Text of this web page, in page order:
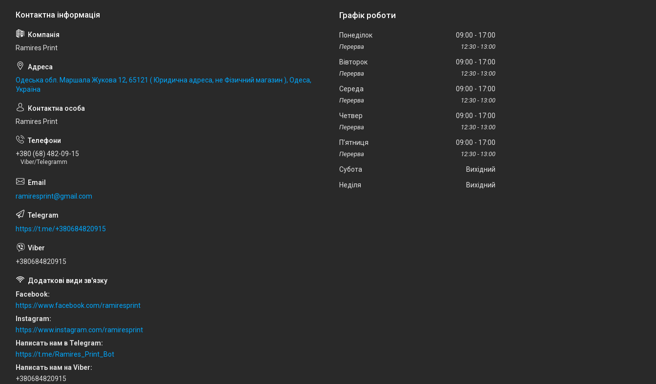
Ramires Print
Одеська обл. Маршала Жукова 12, 65121 ( Юридична адреса, не Фізичний магазин ), Одеса,
Україна
Ramires Print
+380 (68) 482-09-15
Viber/Telegramm
ramiresprint@gmail.com
https://t.me/+380684820915
+380684820915
Facebook
https://www.facebook.com/ramiresprint
Instagram
https://www.instagram.com/ramiresprint
Написать нам в Telegram
https://t.me/Ramires_Print_Bot
Написать нам на Viber
+380684820915
Графік роботи
Понеділок 09:00 17:00
12:30 13:00
Вівторок 09:00 17:00
12:30 13:00
Середа 09:00 17:00
12:30 13:00
Четвер 09:00 17:00
12:30 13:00
Пʼятниця 09:00 17:00
12:30 13:00
Субота
Вихідний
Неділя
Вихідний